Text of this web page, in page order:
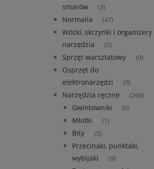
smarów
(3)
Normalia (47)
Wózki, skrzynki i organizery
narzędzia
(0)
Sprzęt warsztatowy (0)
Osprzęt do
elektronarzędzi
(0)
Narzędzia ręczne (266)
Gwintowniki (0)
Młotki (1)
Bity (5)
Przecinaki, punktaki,
wybijaki
(9)